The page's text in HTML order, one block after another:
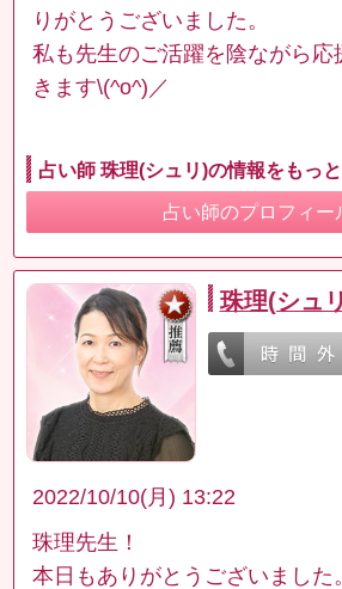
りがとうございました。
私も先生のご活躍を陰ながら応
きます\(^o^)／
占い師 珠理(シュリ)の情報をもっ
占い師のプロフィー
珠理(シュ
2022/10/10(月) 13:22
珠理先生！
本日もありがとうございました